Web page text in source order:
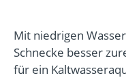
Mit niedrigen
Schnecke besser
für ein